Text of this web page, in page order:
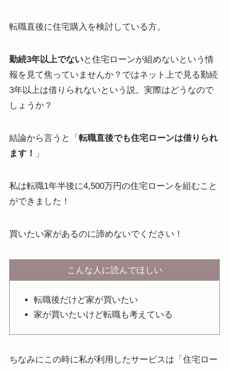
転職直後に住宅購入を検討している方。
勤続3年以上でないと住宅ローンが組めないという情
報を見て焦っていませんか？ではネット上で見る勤続
3年以上は借りられないという説。実際はどうなので
しょうか？
結論から言うと「 転職直後でも住宅ローンは借りられ
ます！
」
私は転職1年半後に4,500万円の住宅ローンを組むこと
ができました！
買いたい家があるのに諦めないでください！
こんな人に読んでほしい
転職後だけど家が買いたい
家が買いたいけど転職も考えている
ちなみにこの時に私が利用したサービスは「住宅ロー